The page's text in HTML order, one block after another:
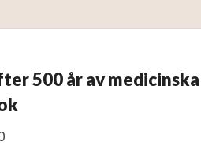
500 år av medicinska